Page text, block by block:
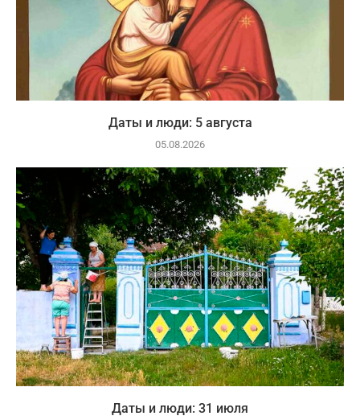
Даты и люди: 5 августа
05.08.2026
Даты и люди: 31 июля